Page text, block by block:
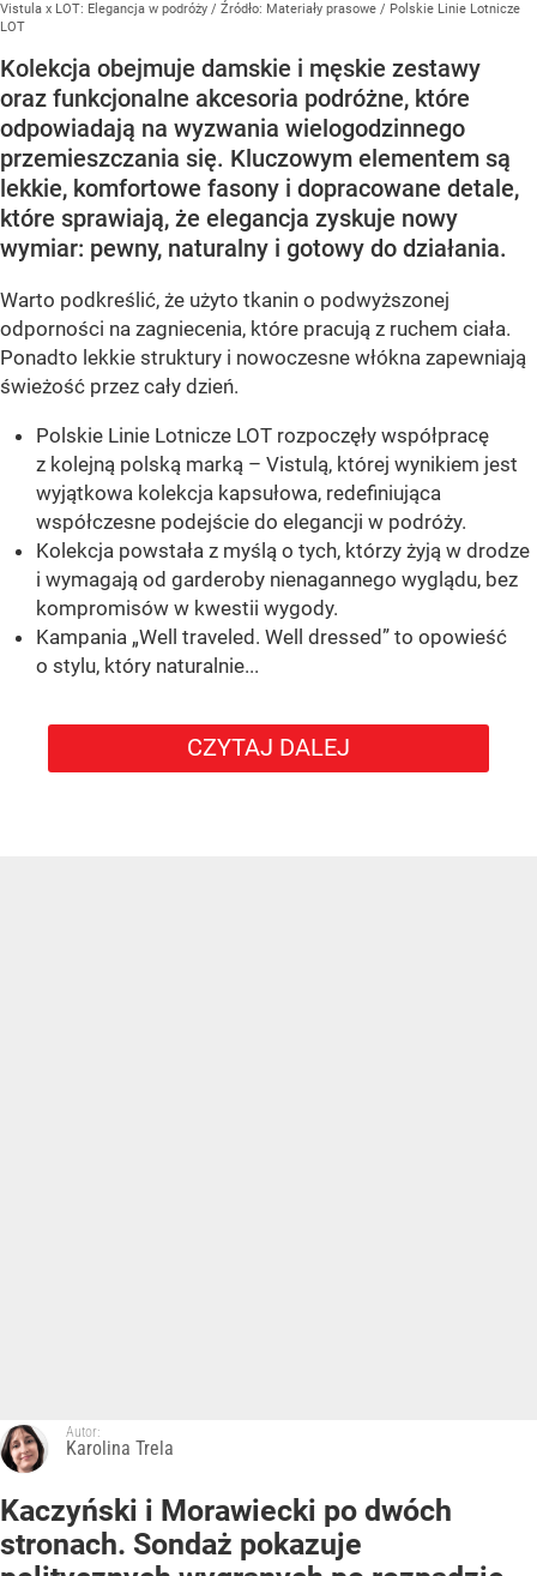
Vistula x LOT: Elegancja w podróży / Źródło: Materiały prasowe / Polskie Linie Lotnicze
LOT
Kolekcja obejmuje damskie i męskie zestawy
oraz funkcjonalne akcesoria podróżne, które
odpowiadają na wyzwania wielogodzinnego
przemieszczania się. Kluczowym elementem są
lekkie, komfortowe fasony i dopracowane detale,
które sprawiają, że elegancja zyskuje nowy
wymiar: pewny, naturalny i gotowy do działania.
Warto podkreślić, że użyto tkanin o podwyższonej
odporności na zagniecenia, które pracują z ruchem ciała.
Ponadto lekkie struktury i nowoczesne włókna zapewniają
świeżość przez cały dzień.
Polskie Linie Lotnicze LOT rozpoczęły współpracę
z kolejną polską marką – Vistulą, której wynikiem jest
wyjątkowa kolekcja kapsułowa, redefiniująca
współczesne podejście do elegancji w podróży.
Kolekcja powstała z myślą o tych, którzy żyją w drodze
i wymagają od garderoby nienagannego wyglądu, bez
kompromisów w kwestii wygody.
Kampania „Well traveled. Well dressed” to opowieść
o stylu, który naturalnie...
CZYTAJ DALEJ
Autor:
Karolina Trela
Kaczyński i Morawiecki po dwóch
stronach. Sondaż pokazuje